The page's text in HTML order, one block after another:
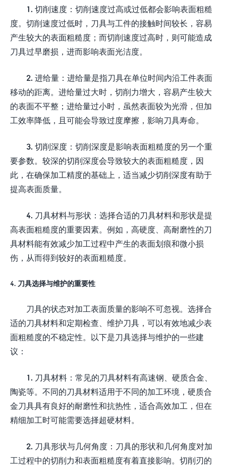
1. 切削速度：切削速度过高或过低都会影响表面粗糙
度。切削速度过低时，刀具与工件的接触时间较长，容易
产生较大的表面粗糙度；而切削速度过高时，则可能造成
刀具过早磨损，进而影响表面光洁度。
2. 进给量：进给量是指刀具在单位时间内沿工件表面
移动的距离。进给量过大时，切削力增大，容易产生较大
的表面不平整；进给量过小时，虽然表面较为光滑，但加
工效率降低，且可能会导致过度摩擦，影响刀具寿命。
3. 切削深度：切削深度是影响表面粗糙度的另一个重
要参数。较深的切削深度会导致较大的表面粗糙度，因
此，在确保加工精度的基础上，适当减少切削深度有助于
提高表面质量。
4. 刀具材料与形状：选择合适的刀具材料和形状是提
高表面粗糙度的重要因素。例如，高硬度、高耐磨性的刀
具材料能有效减少加工过程中产生的表面划痕和微小损
伤，从而得到较好的表面粗糙度。
4. 刀具选择与维护的重要性
刀具的状态对加工表面质量的影响不可忽视。选择合
适的刀具材料和定期检查、维护刀具，可以有效地减少表
面粗糙度的不稳定性。以下是刀具选择与维护的一些建
议：
1. 刀具材料：常见的刀具材料有高速钢、硬质合金、
陶瓷等。不同的刀具材料适用于不同的加工环境，硬质合
金刀具具有良好的耐磨性和抗热性，适合高效加工，但在
精细加工时可能需要选择超硬材料。
2. 刀具形状与几何角度：刀具的形状和几何角度对加
工过程中的切削力和表面粗糙度有着直接影响。切削刃的